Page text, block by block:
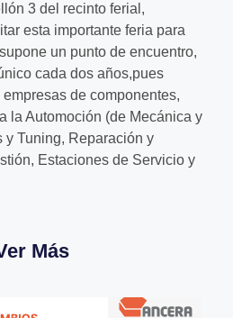
3 del recinto ferial,
esta importante feria para
un punto de encuentro,
cada dos años,pues
de componentes,
la Automoción (de Mecánica y
y Tuning, Reparación y
Estaciones de Servicio y
Más